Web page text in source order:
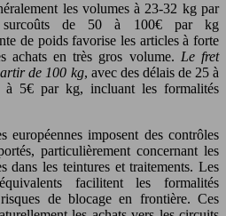
les volumes à 23-32 kg par
surcoûts de 50 à 100€ par kg
de poids favorise les articles à forte
achats en très gros volume. Le fret
de 100 kg, avec des délais de 25 à
5€ par kg, incluant les formalités
européennes imposent des contrôles
particulièrement concernant les
dans les teintures et traitements. Les
facilitent les formalités
de blocage en frontière. Ces